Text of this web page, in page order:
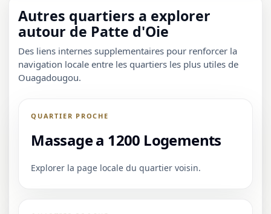
Autres quartiers a explorer
autour de Patte d'Oie
Des liens internes supplementaires pour renforcer la
navigation locale entre les quartiers les plus utiles de
Ouagadougou.
QUARTIER PROCHE
Massage a 1200 Logements
Explorer la page locale du quartier voisin.